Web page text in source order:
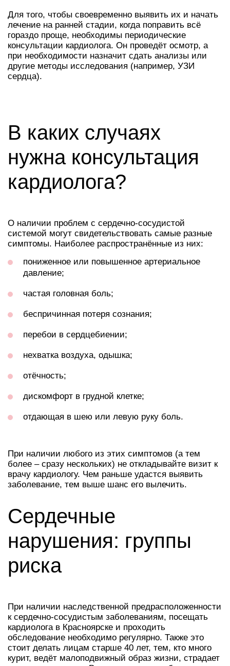
Для того, чтобы своевременно выявить их и начать
лечение на ранней стадии, когда поправить всё
гораздо проще, необходимы периодические
консультации кардиолога. Он проведёт осмотр, а
при необходимости назначит сдать анализы или
другие методы исследования (например, УЗИ
сердца).
В каких случаях
нужна консультация
кардиолога?
О наличии проблем с сердечно-сосудистой
системой могут свидетельствовать самые разные
симптомы. Наиболее распространённые из них:
пониженное или повышенное артериальное
давление;
частая головная боль;
беспричинная потеря сознания;
перебои в сердцебиении;
нехватка воздуха, одышка;
отёчность;
дискомфорт в грудной клетке;
отдающая в шею или левую руку боль.
При наличии любого из этих симптомов (а тем
более – сразу нескольких) не откладывайте визит к
врачу кардиологу. Чем раньше удастся выявить
заболевание, тем выше шанс его вылечить.
Сердечные
нарушения: группы
риска
При наличии наследственной предрасположенности
к сердечно-сосудистым заболеваниям, посещать
кардиолога в Красноярске и проходить
обследование необходимо регулярно. Также это
стоит делать лицам старше 40 лет, тем, кто много
курит, ведёт малоподвижный образ жизни, страдает